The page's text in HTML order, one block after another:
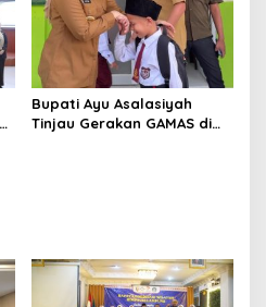
Bupati Ayu Asalasiyah
Tinjau Gerakan GAMAS di